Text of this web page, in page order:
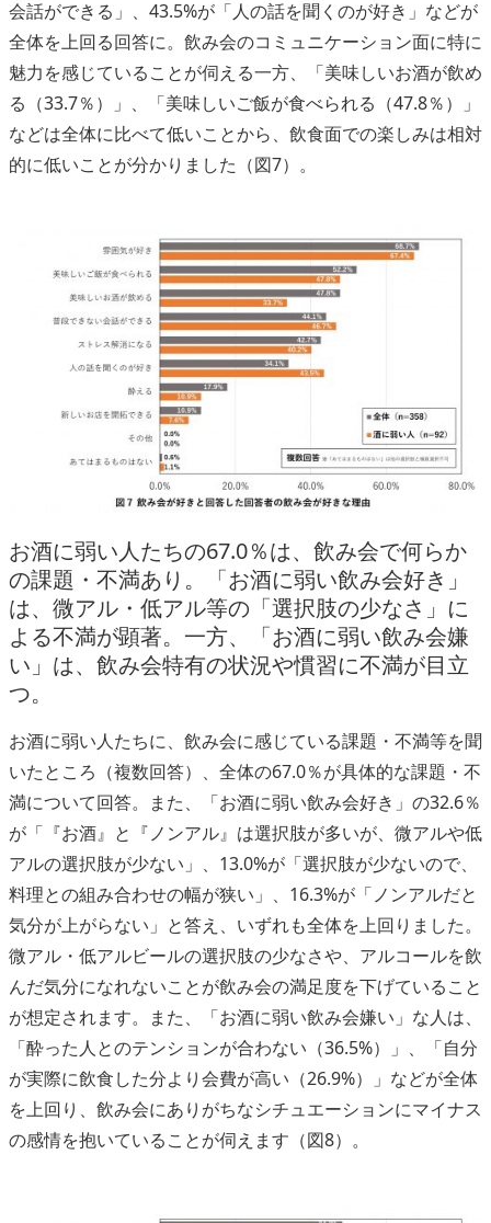
会話ができる」、43.5%が「人の話を聞くのが好き」などが
全体を上回る回答に。飲み会のコミュニケーション面に特に
魅力を感じていることが伺える一方、「美味しいお酒が飲め
る（33.7％）」、「美味しいご飯が食べられる（47.8％）」
などは全体に比べて低いことから、飲食面での楽しみは相対
的に低いことが分かりました（図7）。
お酒に弱い人たちの67.0％は、飲み会で何らか
の課題・不満あり。「お酒に弱い飲み会好き」
は、微アル・低アル等の「選択肢の少なさ」に
よる不満が顕著。一方、「お酒に弱い飲み会嫌
い」は、飲み会特有の状況や慣習に不満が目立
つ。
お酒に弱い人たちに、飲み会に感じている課題・不満等を聞
いたところ（複数回答）、全体の67.0％が具体的な課題・不
満について回答。また、「お酒に弱い飲み会好き」の32.6％
が「『お酒』と『ノンアル』は選択肢が多いが、微アルや低
アルの選択肢が少ない」、13.0%が「選択肢が少ないので、
料理との組み合わせの幅が狭い」、16.3%が「ノンアルだと
気分が上がらない」と答え、いずれも全体を上回りました。
微アル・低アルビールの選択肢の少なさや、アルコールを飲
んだ気分になれないことが飲み会の満足度を下げていること
が想定されます。また、「お酒に弱い飲み会嫌い」な人は、
「酔った人とのテンションが合わない（36.5%）」、「自分
が実際に飲食した分より会費が高い（26.9%）」などが全体
を上回り、飲み会にありがちなシチュエーションにマイナス
の感情を抱いていることが伺えます（図8）。